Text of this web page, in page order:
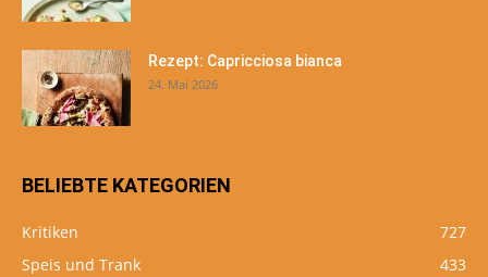
Rezept: Capricciosa bianca
24. Mai 2026
BELIEBTE KATEGORIEN
Kritiken
727
Speis und Trank
433